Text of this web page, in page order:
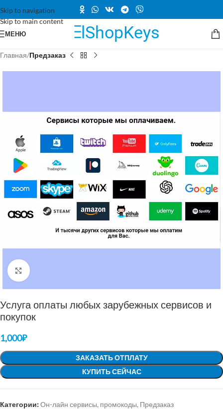
Skip to navigation
Skip to main content
МЕНЮ
Главная Предзаказ
Нажмите, чтобы увеличить
Услуга оплаты любых зарубежных сервисов и
покупок
1,000₽
ЗАКАЗАТЬ ОТПЛАТУ
КУПИТЬ СЕЙЧАС
Категории:Он-лайн сервисы, промокоды, Предзаказ